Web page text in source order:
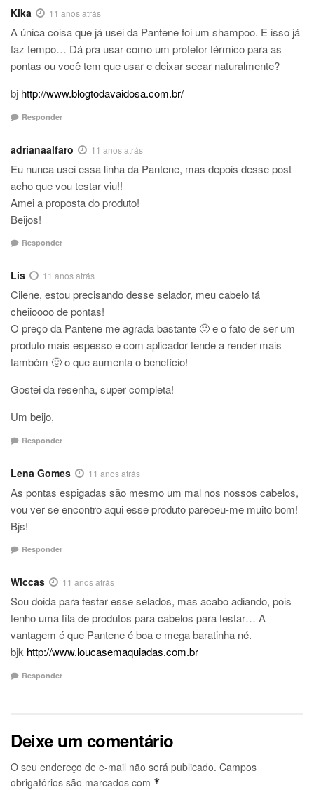
Kika 11 anos atrás
A única coisa que já usei da Pantene foi um shampoo. E isso já
faz tempo… Dá pra usar como um protetor térmico para as
pontas ou você tem que usar e deixar secar naturalmente?
bj http://www.blogtodavaidosa.com.br/
Responder
adrianaalfaro 11 anos atrás
Eu nunca usei essa linha da Pantene, mas depois desse post
acho que vou testar viu!!
Amei a proposta do produto!
Beijos!
Responder
Lis 11 anos atrás
Cilene, estou precisando desse selador, meu cabelo tá
cheiioooo de pontas!
O preço da Pantene me agrada bastante 🙂 e o fato de ser um
produto mais espesso e com aplicador tende a render mais
também 🙂 o que aumenta o benefício!
Gostei da resenha, super completa!
Um beijo,
Responder
Lena Gomes 11 anos atrás
As pontas espigadas são mesmo um mal nos nossos cabelos,
vou ver se encontro aqui esse produto pareceu-me muito bom!
Bjs!
Responder
Wiccas 11 anos atrás
Sou doida para testar esse selados, mas acabo adiando, pois
tenho uma fila de produtos para cabelos para testar… A
vantagem é que Pantene é boa e mega baratinha né.
bjk http://www.loucasemaquiadas.com.br
Responder
Deixe um comentário
O seu endereço de e-mail não será publicado. Campos
obrigatórios são marcados com *